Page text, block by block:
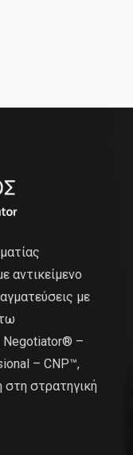
αντικείμενο
με
Negotiator® –
– CNP™,
στη στρατηγική